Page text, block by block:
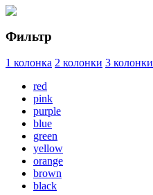
Фильтр
1 колонка 2 колонки 3 колонки
red
pink
purple
blue
green
yellow
orange
brown
black